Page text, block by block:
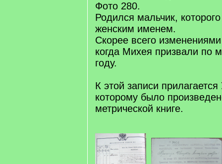
Фото 280.
Родился мальчик,
женским именем.
Скорее всего
когда Михея призвали по
году.
К этой записи прилагается
которому было
метрической книге.